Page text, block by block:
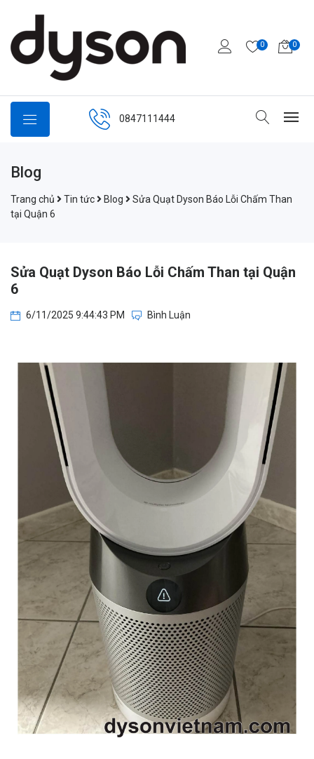
0 0
0847111444
Blog
Trang chủ Tin tức Blog
Sửa Quạt Dyson Báo Lỗi Chấm Than
tại Quận 6
Sửa Quạt Dyson Báo Lỗi Chấm Than tại Quận
6
6/11/2025 9:44:43 PM Bình Luận